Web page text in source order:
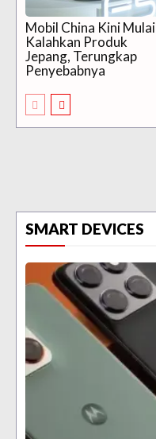
Mobil China Kini Mulai
Kalahkan Produk
Jepang, Terungkap
Penyebabnya
SMART DEVICES